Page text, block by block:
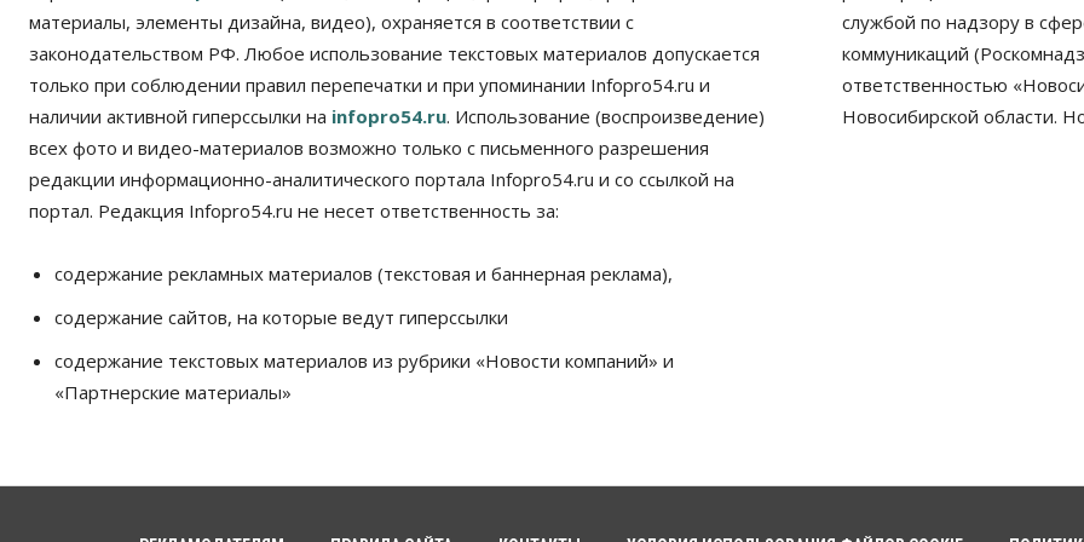
материалы, элементы дизайна, видео), охраняется в соответствии с
законодательством РФ. Любое использование текстовых материалов допускается
только при соблюдении правил перепечатки и при упоминании Infopro54.ru и
наличии активной гиперссылки на infopro54.ru. Использование (воспроизведение)
всех фото и видео-материалов возможно только с письменного разрешения
редакции информационно-аналитического портала Infopro54.ru и со ссылкой на
портал. Редакция Infopro54.ru не несет ответственность за:
содержание рекламных материалов (текстовая и баннерная реклама),
содержание сайтов, на которые ведут гиперссылки
содержание текстовых материалов из рубрики «Новости компаний» и
«Партнерские материалы»
службой по надзору в
коммуникаций
ответственностью
Новосибирской области.